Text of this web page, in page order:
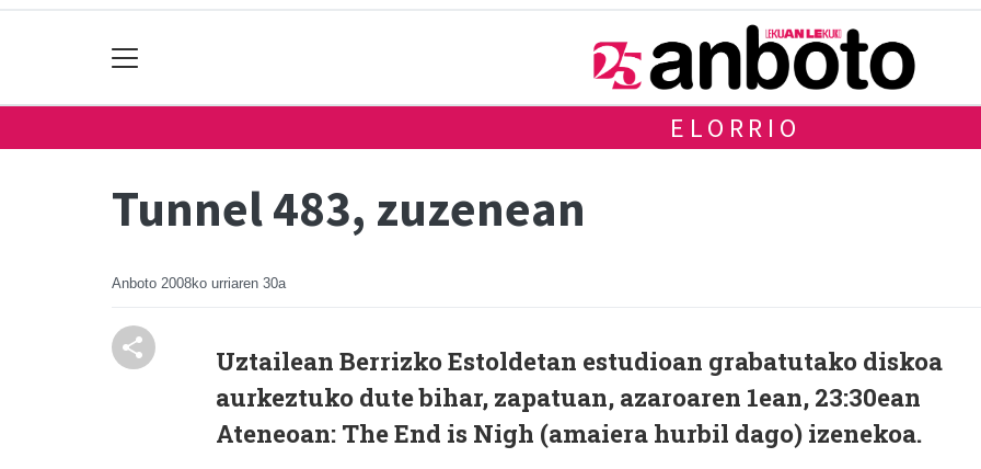
ELORRIO
Tunnel 483, zuzenean
Anboto 2008ko urriaren 30a
Uztailean Berrizko Estoldetan estudioan grabatutako diskoa
aurkeztuko dute bihar, zapatuan, azaroaren 1ean, 23:30ean
Ateneoan: The End is Nigh (amaiera hurbil dago) izenekoa.